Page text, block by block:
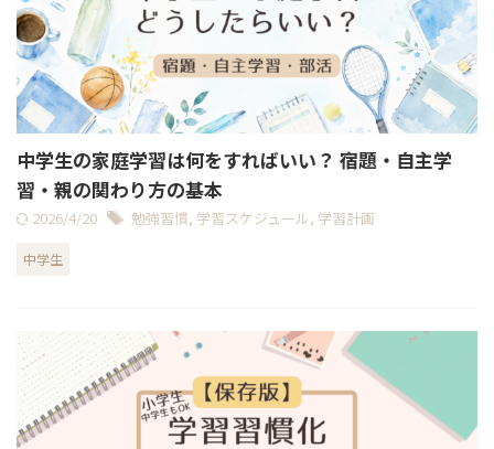
中学生の家庭学習は何をすればいい？ 宿題・自主学
習・親の関わり方の基本
2026/4/20 勉強習慣, 学習スケジュール, 学習計画
中学生